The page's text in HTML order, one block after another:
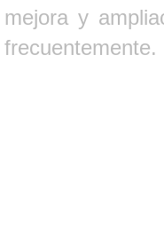
mejora y
frecuentemente.